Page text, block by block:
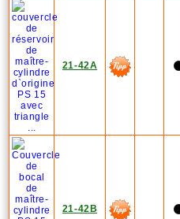
21-42A
21-42B